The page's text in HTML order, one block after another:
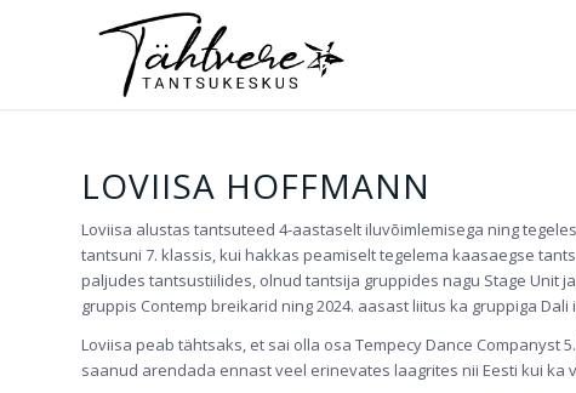
LOVIISA HOFFMANN
Loviisa alustas tantsuteed 4-aastaselt iluvõimlemisega ning
tantsuni 7. klassis, kui hakkas peamiselt tegelema kaasaegse
paljudes tantsustiilides, olnud tantsija gruppides nagu Stage Unit
gruppis Contemp breikarid ning 2024. aasast liitus ka gruppiga Dali
Loviisa peab tähtsaks, et sai olla osa Tempecy Dance Companyst
saanud arendada ennast veel erinevates laagrites nii Eesti kui ka